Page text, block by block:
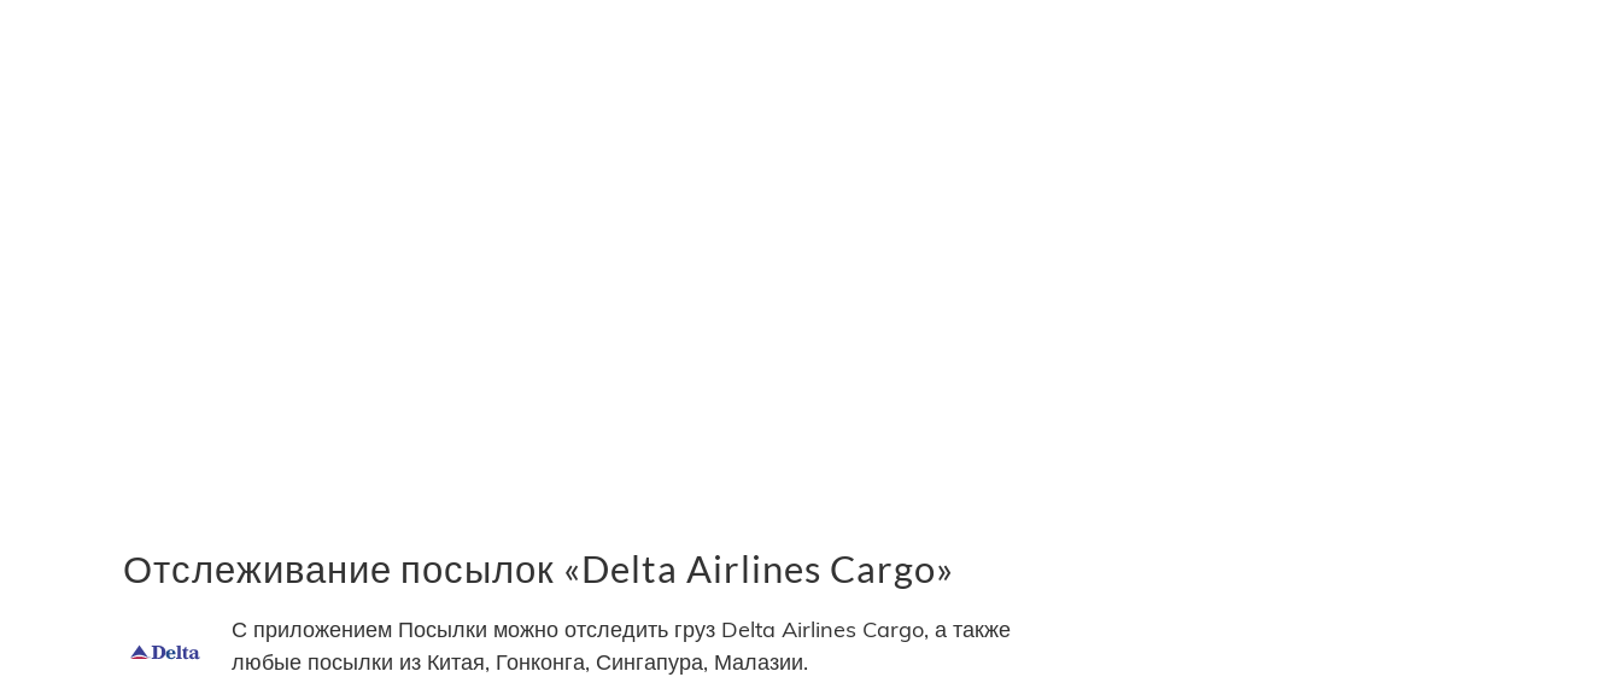
Отслеживание посылок «Delta Airlines Cargo»
С приложением Посылки можно отследить груз Delta Airlines Cargo, а также
любые посылки из Китая, Гонконга, Сингапура, Малазии.